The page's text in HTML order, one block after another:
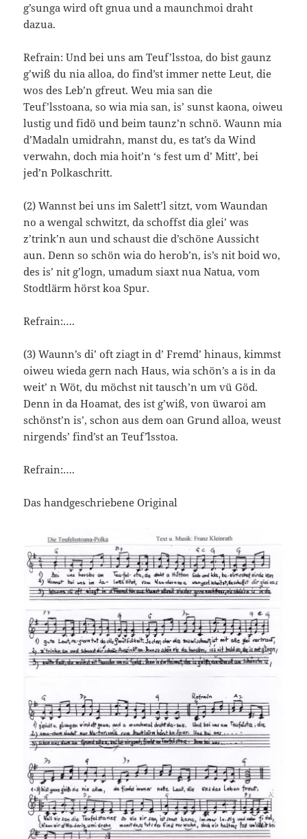
g’sunga wird oft gnua und a maunchmoi draht
dazua.
Refrain: Und bei uns am Teuf’lsstoa, do bist gaunz
g’wiß du nia alloa, do find’st immer nette Leut, die
wos des Leb’n gfreut. Weu mia san die
Teuf’lsstoana, so wia mia san, is’ sunst kaona, oiweu
lustig und fidö und beim taunz’n schnö. Waunn mia
d’Madaln umidrahn, manst du, es tat’s da Wind
verwahn, doch mia hoit’n ‘s fest um d’ Mitt’, bei
jed’n Polkaschritt.
(2) Wannst bei uns im Salett’l sitzt, vom Waundan
no a wengal schwitzt, da schoffst dia glei’ was
z’trink’n aun und schaust die d’schöne Aussicht
aun. Denn so schön wia do herob’n, is’s nit boid wo,
des is’ nit g’logn, umadum siaxt nua Natua, vom
Stodtlärm hörst koa Spur.
Refrain:….
(3) Waunn’s di’ oft ziagt in d’ Fremd’ hinaus, kimmst
oiweu wieda gern nach Haus, wia schön’s a is in da
weit’ n Wöt, du möchst nit tausch’n um vü Göd.
Denn in da Hoamat, des ist g’wiß, von üwaroi am
schönst’n is’, schon aus dem oan Grund alloa, weust
nirgends’ find’st an Teuf`’lsstoa.
Refrain:….
Das handgeschriebene Original